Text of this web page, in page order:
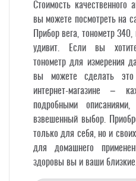
Стоимость качественного
вы можете посмотреть на
Прибор вега, тонометр
удивит. Если вы
тонометр для измерения
вы можете сделать
интернет-магазине –
подробными
взвешенный выбор.
только для себя, но и
для домашнего
здоровы вы и ваши близкие.